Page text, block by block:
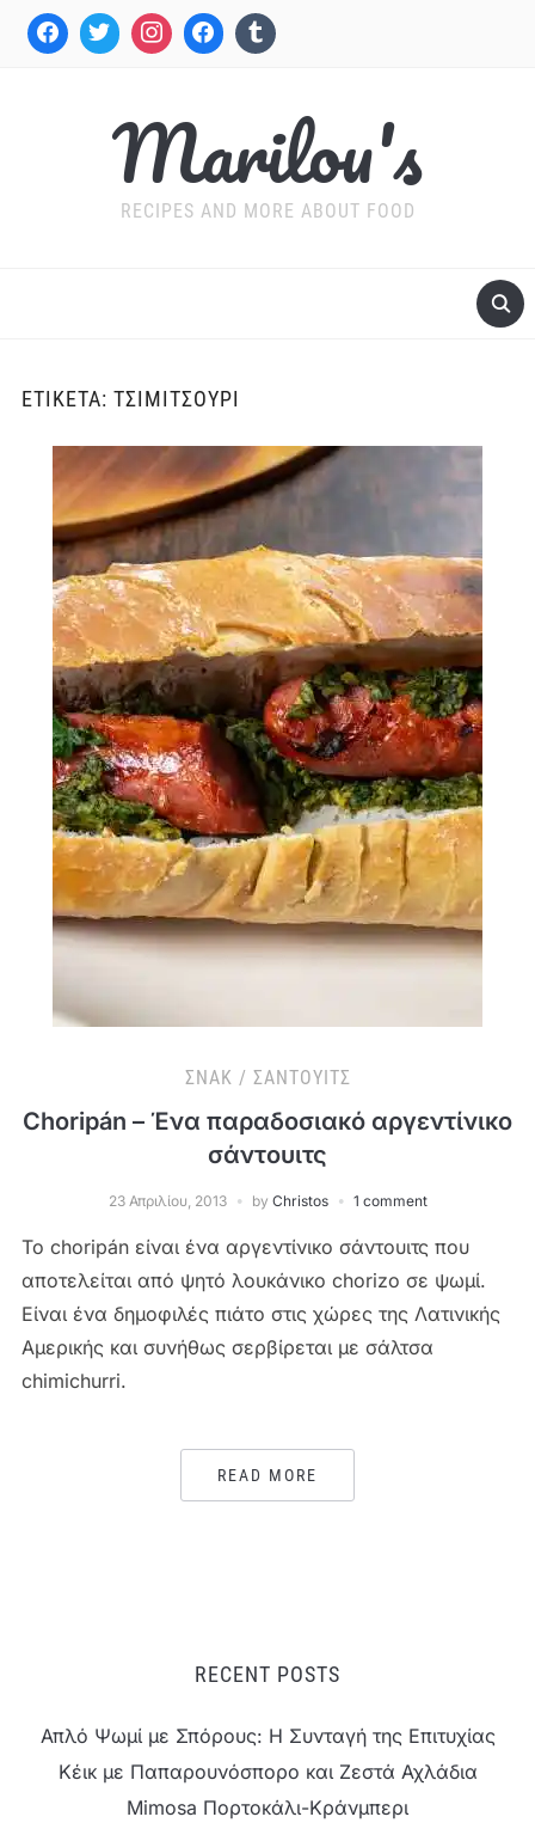
Marilou's
RECIPES AND MORE ABOUT FOOD
ΕΤΙΚΈΤΑ: ΤΣΙΜΙΤΣΟΎΡΙ
ΣΝΑΚ / ΣΆΝΤΟΥΙΤΣ
Choripán – Ένα παραδοσιακό αργεντίνικο
σάντουιτς
23 Απριλίου, 2013 by Christos 1 comment
Το choripán είναι ένα αργεντίνικο σάντουιτς που
αποτελείται από ψητό λουκάνικο chorizo σε ψωμί.
Είναι ένα δημοφιλές πιάτο στις χώρες της Λατινικής
Αμερικής και συνήθως σερβίρεται με σάλτσα
chimichurri.
READ MORE
RECENT POSTS
Απλό Ψωμί με Σπόρους: Η Συνταγή της Επιτυχίας
Κέικ με Παπαρουνόσπορο και Ζεστά Αχλάδια
Mimosa Πορτοκάλι-Κράνμπερι